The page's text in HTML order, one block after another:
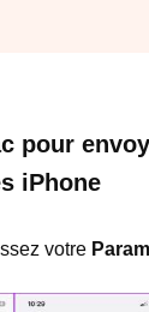
pour
iPhone
votre